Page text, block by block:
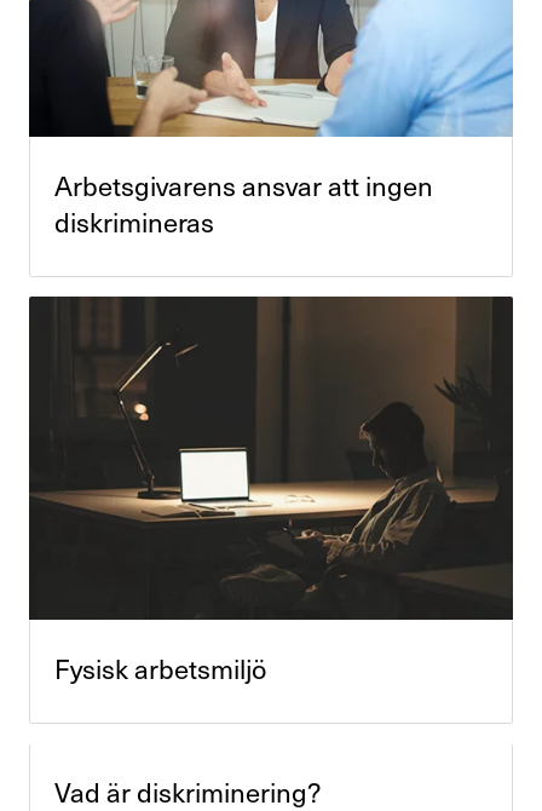
Arbets­gi­va­rens ansvar att ingen
diskri­mi­neras
Fysisk arbets­miljö
Vad är diskri­mi­ne­ring?